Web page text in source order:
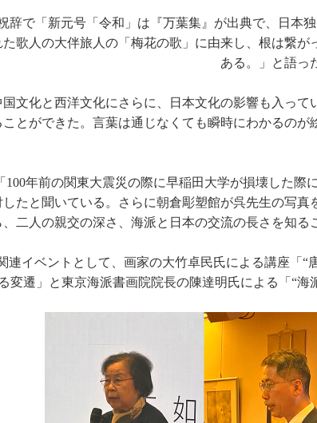
辞で「新元号「令和」は『万葉集』が出典で、日本
歌人の大伴旅人の「梅花の歌」に由来し、根は繋
ある。」と語っ
文化と西洋文化にさらに、日本文化の影響も入っ
とができた。言葉は通じなくても瞬時にわかるのが
100年前の関東大震災の際に早稲田大学が損壊した際
たと聞いている。さらに朝倉彫塑館が呉先生の写
二人の親交の深さ、海派と日本の交流の長さを知
連イベントとして、画家の大竹卓民氏による講座「
変遷」と東京海派書画院院長の陳達明氏による「“海